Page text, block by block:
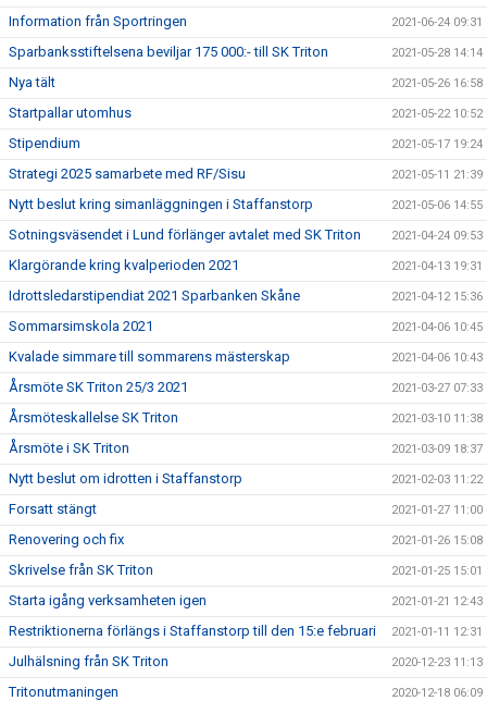
Information från Sportringen 2021-06-24 09:31
Sparbanksstiftelsena beviljar 175 000:- till SK Triton 2021-05-28 14:14
Nya tält 2021-05-26 16:58
Startpallar utomhus 2021-05-22 10:52
Stipendium 2021-05-17 19:24
Strategi 2025 samarbete med RF/Sisu 2021-05-11 21:39
Nytt beslut kring simanläggningen i Staffanstorp 2021-05-06 14:55
Sotningsväsendet i Lund förlänger avtalet med SK Triton 2021-04-24 09:53
Klargörande kring kvalperioden 2021 2021-04-13 19:31
Idrottsledarstipendiat 2021 Sparbanken Skåne 2021-04-12 15:36
Sommarsimskola 2021 2021-04-06 10:45
Kvalade simmare till sommarens mästerskap 2021-04-06 10:43
Årsmöte SK Triton 25/3 2021 2021-03-27 07:33
Årsmöteskallelse SK Triton 2021-03-10 11:38
Årsmöte i SK Triton 2021-03-09 18:37
Nytt beslut om idrotten i Staffanstorp 2021-02-03 11:22
Forsatt stängt 2021-01-27 11:00
Renovering och fix 2021-01-26 15:08
Skrivelse från SK Triton 2021-01-25 15:01
Starta igång verksamheten igen 2021-01-21 12:43
Restriktionerna förlängs i Staffanstorp till den 15:e februari 2021-01-11 12:31
Julhälsning från SK Triton 2020-12-23 11:13
Tritonutmaningen 2020-12-18 06:09